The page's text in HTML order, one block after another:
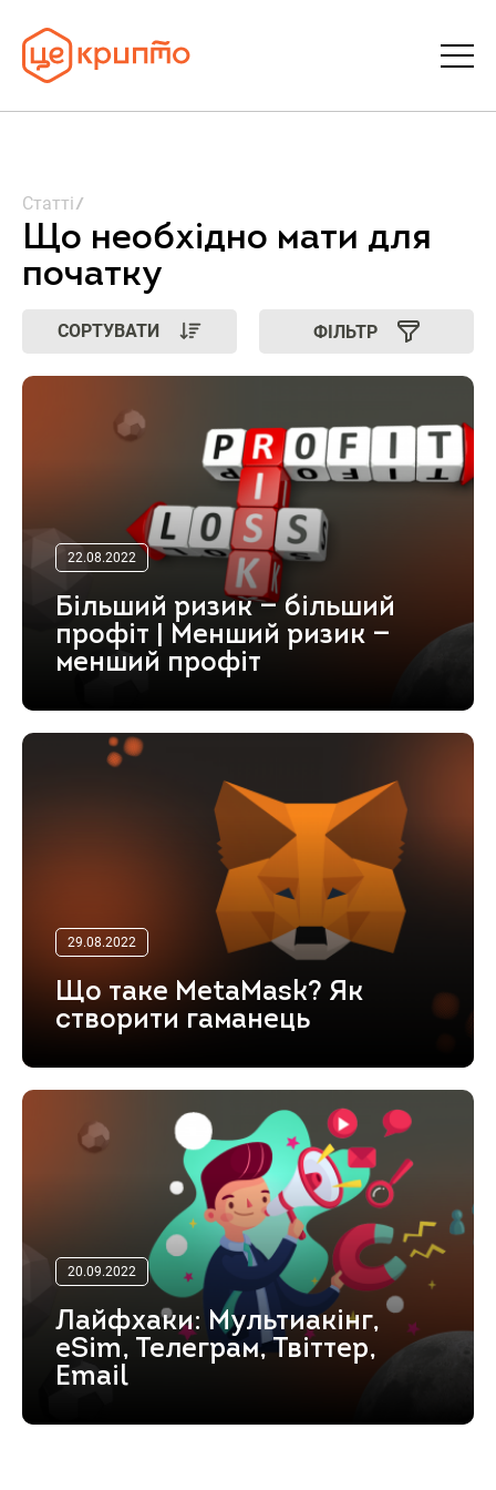
Увійти | Реєстрація
Статті
Що необхідно мати для
початку
СОРТУВАТИ ФІЛЬТР
22.08.2022
Більший ризик — більший
профіт | Менший ризик —
менший профіт
29.08.2022
Що таке MetaMask? Як
створити гаманець
20.09.2022
Лайфхаки: Мультиакінг,
eSim, Телеграм, Твіттер,
Email